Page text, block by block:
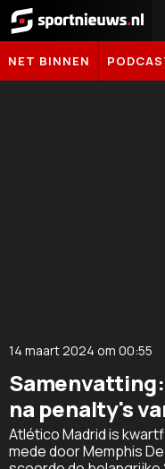
Sportnieuws.nl
NET BINNEN
14 maart 2024 om 00:55
na penalty's
Atlético Madrid is
mede door Memphis